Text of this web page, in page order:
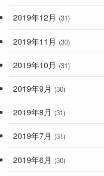
2019年12月 (31)
2019年11月 (30)
2019年10月 (31)
2019年9月 (30)
2019年8月 (31)
2019年7月 (31)
2019年6月 (30)